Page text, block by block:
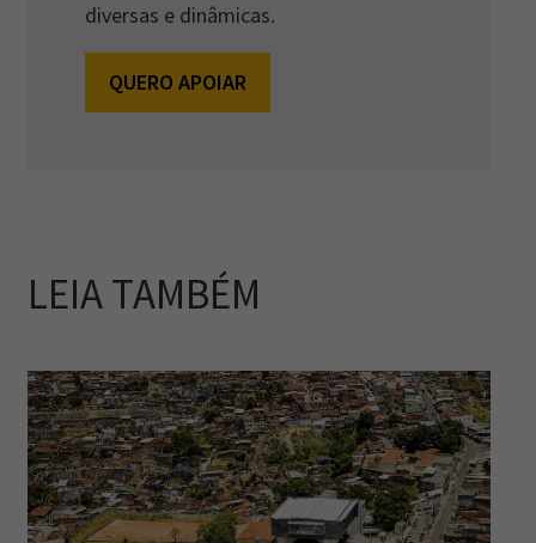
diversas e dinâmicas.
QUERO APOIAR
LEIA TAMBÉM